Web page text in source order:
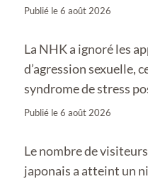
Publié le6 août 2026
La NHK a ignoré les
d’agression sexuelle,
syndrome de stress
Publié le6 août 2026
Le nombre de
japonais a atteint un